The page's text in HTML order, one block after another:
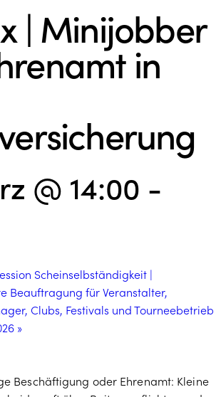
| Minijobber
in
@ 14:00 -
Scheinselbständigkeit |
Beauftragung für Veranstalter,
Clubs, Festivals und Tourneebetrieb
»
Beschäftigung oder Ehrenamt: Kleine